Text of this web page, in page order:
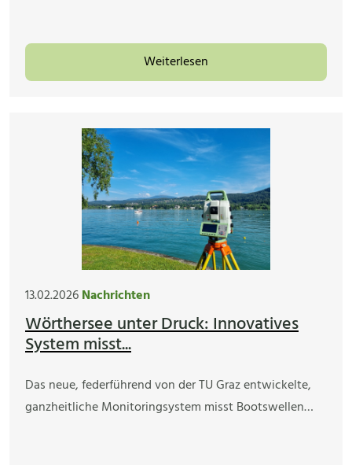
Weiterlesen
13.02.2026Nachrichten
Wörthersee unter Druck: Innovatives
System misst...
Das neue, federführend von der TU Graz entwickelte,
ganzheitliche Monitoringsystem misst Bootswellen…